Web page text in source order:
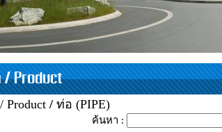
/ Product
Product / ท่อ (PIPE)
ค้นหา :